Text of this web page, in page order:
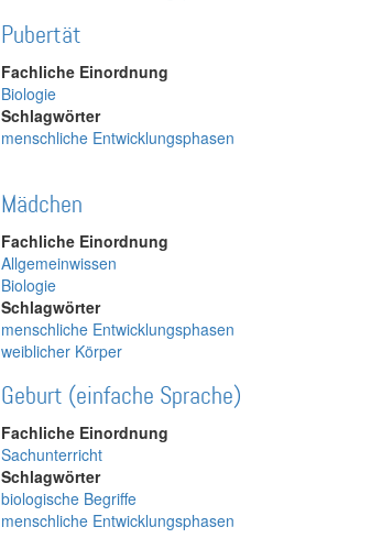
Pubertät
Fachliche Einordnung
Biologie
Schlagwörter
menschliche Entwicklungsphasen
Mädchen
Fachliche Einordnung
Allgemeinwissen
Biologie
Schlagwörter
menschliche Entwicklungsphasen
weiblicher Körper
Geburt (einfache Sprache)
Fachliche Einordnung
Sachunterricht
Schlagwörter
biologische Begriffe
menschliche Entwicklungsphasen